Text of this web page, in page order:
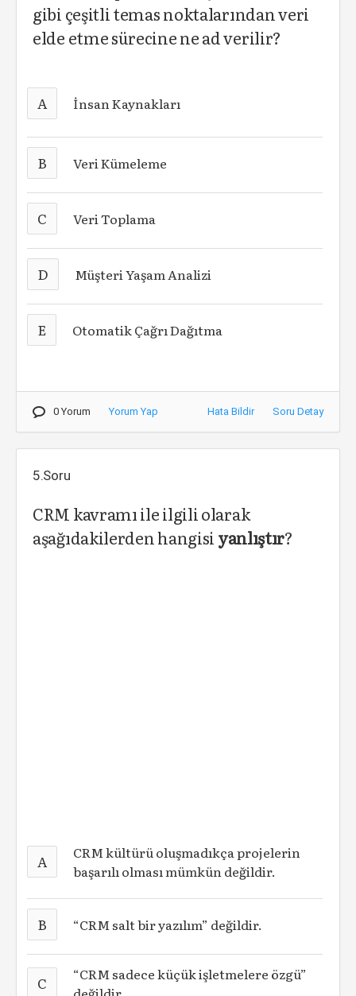
gibi çeşitli temas noktalarından veri
elde etme sürecine ne ad verilir?
A İnsan Kaynakları
B Veri Kümeleme
C Veri Toplama
D Müşteri Yaşam Analizi
E Otomatik Çağrı Dağıtma
0 Yorum Yorum Yap Hata Bildir Soru Detay
5.Soru
CRM kavramı ile ilgili olarak
aşağıdakilerden hangisi yanlıştır?
A
CRM kültürü oluşmadıkça projelerin
başarılı olması mümkün değildir.
B “CRM salt bir yazılım” değildir.
C
“CRM sadece küçük işletmelere özgü”